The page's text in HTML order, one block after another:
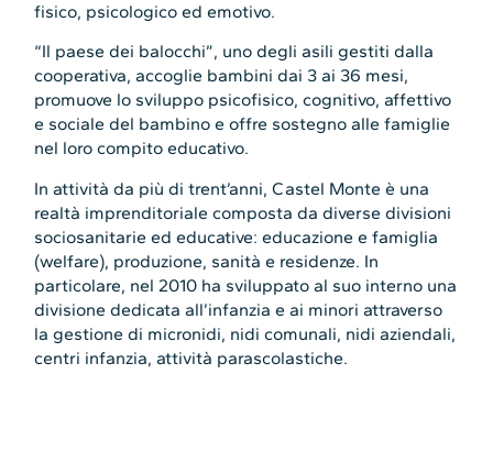
fisico, psicologico ed emotivo.
“Il paese dei balocchi”, uno degli asili gestiti dalla
cooperativa, accoglie bambini dai 3 ai 36 mesi,
promuove lo sviluppo psicofisico, cognitivo, affettivo
e sociale del bambino e offre sostegno alle famiglie
nel loro compito educativo.
In attività da più di trent’anni, Castel Monte è una
realtà imprenditoriale composta da diverse divisioni
sociosanitarie ed educative: educazione e famiglia
(welfare), produzione, sanità e residenze. In
particolare, nel 2010 ha sviluppato al suo interno una
divisione dedicata all’infanzia e ai minori attraverso
la gestione di micronidi, nidi comunali, nidi aziendali,
centri infanzia, attività parascolastiche.